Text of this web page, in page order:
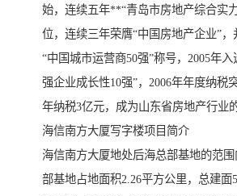
始，连续五年**“青岛市房地产综合实
位，连续三年荣膺“中国房地产企业”，
“中国城市运营商50强”称号，2005年入
强企业成长性10强”，2006年年度纳税
年纳税3亿元，成为山东省房地产行业
海信南方大厦写字楼项目简介
海信南方大厦地处后海总部基地的范
部基地占地面积2.26平方公里，总建面